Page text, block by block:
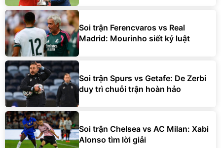
Soi trận Ferencvaros vs Real
Madrid: Mourinho siết kỷ luật
Soi trận Spurs vs Getafe: De Zerbi
duy trì chuỗi trận hoàn hảo
Soi trận Chelsea vs AC Milan: Xabi
Alonso tìm lời giải